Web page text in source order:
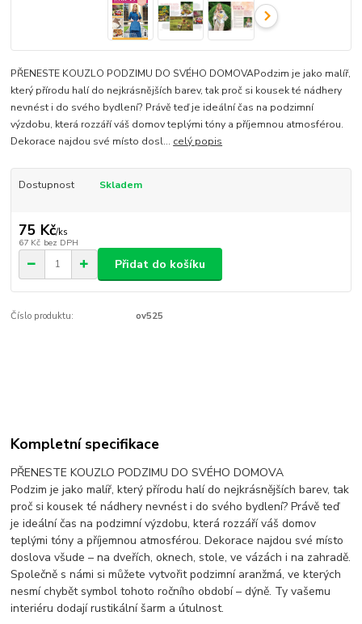
PŘENESTE KOUZLO PODZIMU DO SVÉHO DOMOVAPodzim je jako malíř,
který přírodu halí do nejkrásnějších barev, tak proč si kousek té nádhery
nevnést i do svého bydlení? Právě teď je ideální čas na podzimní
výzdobu, která rozzáří váš domov teplými tóny a příjemnou atmosférou.
Dekorace najdou své místo dosl... celý popis
Dostupnost Skladem
75 Kč/ks
67 Kč bez DPH
Přidat do košíku
Číslo produktu: ov525
Kompletní specifikace
PŘENESTE KOUZLO PODZIMU DO SVÉHO DOMOVA
Podzim je jako malíř, který přírodu halí do nejkrásnějších barev, tak
proč si kousek té nádhery nevnést i do svého bydlení? Právě teď
je ideální čas na podzimní výzdobu, která rozzáří váš domov
teplými tóny a příjemnou atmosférou. Dekorace najdou své místo
doslova všude – na dveřích, oknech, stole, ve vázách i na zahradě.
Společně s námi si můžete vytvořit podzimní aranžmá, ve kterých
nesmí chybět symbol tohoto ročního období – dýně. Ty vašemu
interiéru dodají rustikální šarm a útulnost.